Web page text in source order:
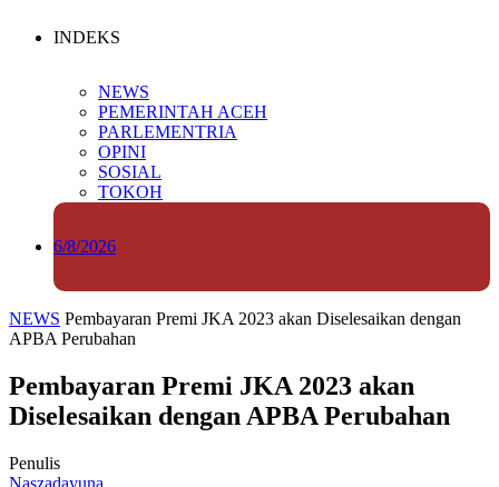
INDEKS
NEWS
PEMERINTAH ACEH
PARLEMENTRIA
OPINI
SOSIAL
TOKOH
6/8/2026
NEWS Pembayaran Premi JKA 2023 akan Diselesaikan dengan
APBA Perubahan
Pembayaran Premi JKA 2023 akan
Diselesaikan dengan APBA Perubahan
Penulis
Naszadayuna